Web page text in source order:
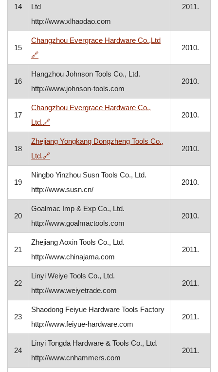
14
Ltd
http://www.xlhaodao.com
2011.
15
Changzhou Evergrace Hardware Co.,Ltd
🔗, otvara se u novom prozoru
2010.
16
Hangzhou Johnson Tools Co., Ltd.
http://www.johnson-tools.com
2010.
17
Changzhou Evergrace Hardware Co.,
Ltd.🔗, otvara se u novom prozoru
2010.
18
Zhejiang Yongkang Dongzheng Tools Co.,
Ltd.🔗, otvara se u novom prozoru
2010.
19
Ningbo Yinzhou Susn Tools Co., Ltd.
http://www.susn.cn/
2010.
20
Goalmac Imp & Exp Co., Ltd.
http://www.goalmactools.com
2010.
21
Zhejiang Aoxin Tools Co., Ltd.
http://www.chinajama.com
2011.
22
Linyi Weiye Tools Co., Ltd.
http://www.weiyetrade.com
2011.
23
Shaodong Feiyue Hardware Tools Factory
http://www.feiyue-hardware.com
2011.
24
Linyi Tongda Hardware & Tools Co., Ltd.
http://www.cnhammers.com
2011.